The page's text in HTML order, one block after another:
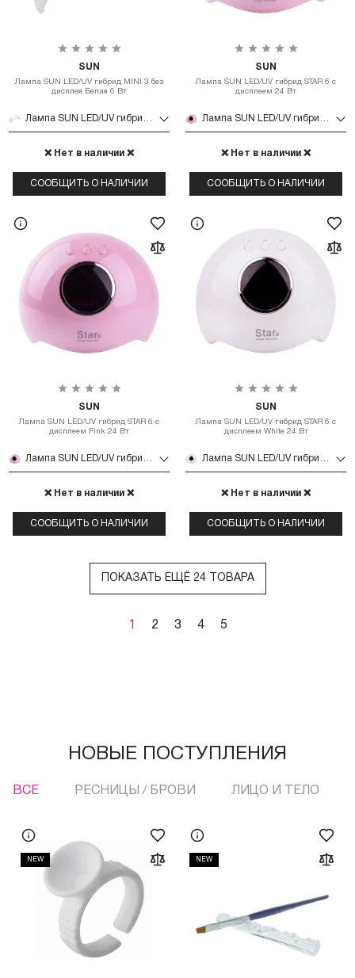
SUN
Лампа SUN LED/UV гибрид MINI 3 без
дисплея Белая 6 Вт
❌ Нет в наличии ❌
СООБЩИТЬ О НАЛИЧИИ
SUN
Лампа SUN LED/UV гибрид STAR 6 с
дисплеем 24 Вт
❌ Нет в наличии ❌
СООБЩИТЬ О НАЛИЧИИ
SUN
Лампа SUN LED/UV гибрид STAR 6 с
дисплеем Pink 24 Вт
❌ Нет в наличии ❌
СООБЩИТЬ О НАЛИЧИИ
SUN
Лампа SUN LED/UV гибрид STAR 6 с
дисплеем White 24 Вт
❌ Нет в наличии ❌
СООБЩИТЬ О НАЛИЧИИ
ПОКАЗАТЬ ЕЩЁ 24 ТОВАРА
1 2 3 4 5
НОВЫЕ ПОСТУПЛЕНИЯ
ВСЕ РЕСНИЦЫ / БРОВИ ЛИЦО И ТЕЛО
NEW NEW